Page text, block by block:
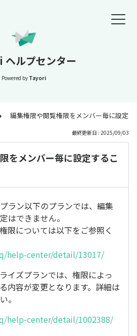
ヘルプセンター
Powered by Tayori
編集権限や閲覧権限をメンバー毎に設定
最終更新日 : 2025/09/03
をメンバー毎に設定するこ
ラン以下のプランでは、編集
はできません。
限については以下をご参照く
help-center/detail/13017/
イズプランでは、権限によっ
内容が変更となります。詳細は
。
help-center/detail/1002388/